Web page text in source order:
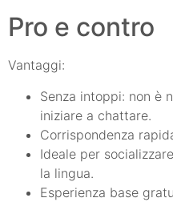
Pro e contro
Vantaggi:
Senza intoppi: non è
iniziare a chattare.
Corrispondenza
Ideale per
la lingua.
Esperienza base